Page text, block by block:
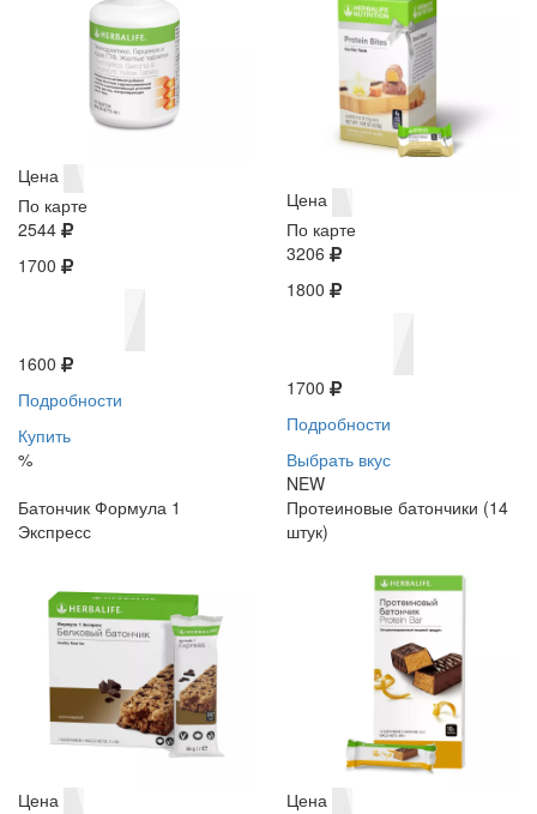
Цена
По карте
2544
1700
1600
Подробности
Купить
%
Цена
По карте
3206
1800
1700
Подробности
Выбрать вкус
NEW
Батончик Формула 1
Экспресс
Цена
Протеиновые батончики (14
штук)
Цена